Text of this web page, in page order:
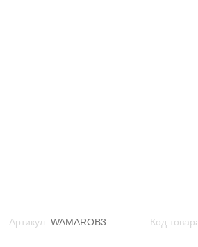
Артикул: WAMAROB3 Код